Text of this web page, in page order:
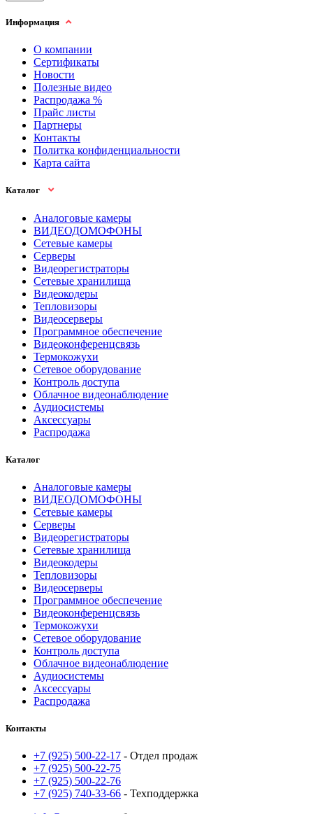
Информация
О компании
Сертификаты
Новости
Полезные видео
Распродажа %
Прайс листы
Партнеры
Контакты
Политка конфиденциальности
Карта сайта
Каталог
Аналоговые камеры
ВИДЕОДОМОФОНЫ
Сетевые камеры
Серверы
Видеорегистраторы
Сетевые хранилища
Видеокодеры
Тепловизоры
Видеосерверы
Программное обеспечение
Видеоконференцсвязь
Термокожухи
Сетевое оборудование
Контроль доступа
Облачное видеонаблюдение
Аудиосистемы
Аксессуары
Распродажа
Каталог
Аналоговые камеры
ВИДЕОДОМОФОНЫ
Сетевые камеры
Серверы
Видеорегистраторы
Сетевые хранилища
Видеокодеры
Тепловизоры
Видеосерверы
Программное обеспечение
Видеоконференцсвязь
Термокожухи
Сетевое оборудование
Контроль доступа
Облачное видеонаблюдение
Аудиосистемы
Аксессуары
Распродажа
Контакты
+7 (925) 500-22-17 - Отдел продаж
+7 (925) 500-22-75
+7 (925) 500-22-76
+7 (925) 740-33-66 - Техподдержка